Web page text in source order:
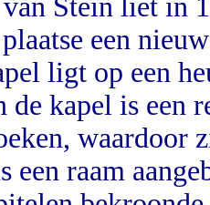
Stein liet in
een
ligt op een
de kapel is een
een raam